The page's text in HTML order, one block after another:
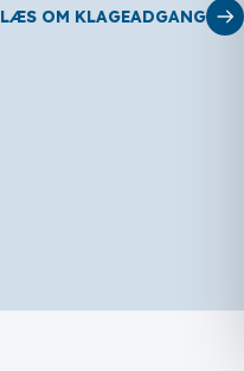
LÆS OM KLAGEADGANG